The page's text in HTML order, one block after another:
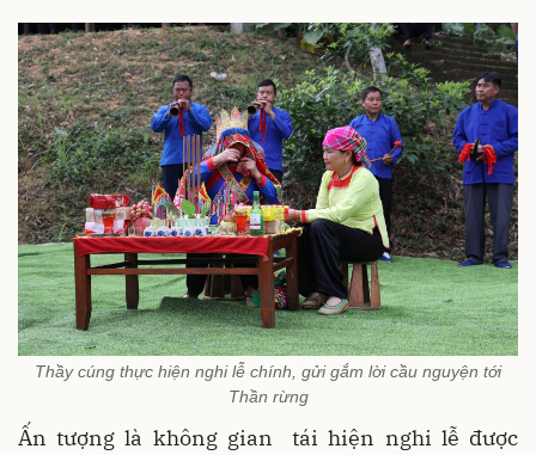
Thầy cúng thực hiện nghi lễ chính, gửi gắm lời cầu nguyện tới
Thần rừng
Ấn tượng là không gian tái hiện nghi lễ được